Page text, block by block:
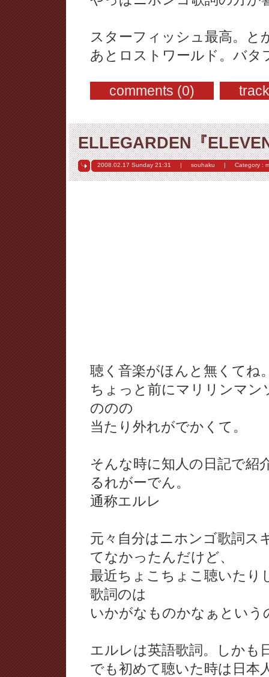
スターフィッシュ最高。と
あとロストワールド。バタ
comments (0)
ELLEGARDEN『
2008.02.17 Sunday 21:31 | souhaku | Category :
聴く音楽がほんと無くてね
ちょっと前にマリリンマ
ののの
当たり外れがでかくて。
そんな時に知人の日記で紹
るれがーでん。
通称エルレ
元々自分はニホンゴ歌詞ス
てなかったんだけど、
最近ちょこちょこ聴いたり
歌詞のは
いかがなものかなぁとい
エルレは英語歌詞。しかも
でも初めて聴いた時は日本